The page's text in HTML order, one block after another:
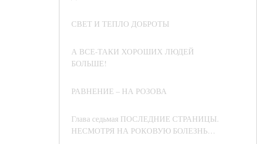
СВЕТ И ТЕПЛО ДОБРОТЫ
А ВСЕ-ТАКИ ХОРОШИХ ЛЮДЕЙ
БОЛЬШЕ!
РАВНЕНИЕ – НА РОЗОВА
Глава седьмая ПОСЛЕДНИЕ СТРАНИЦЫ.
НЕСМОТРЯ НА РОКОВУЮ БОЛЕЗНЬ…